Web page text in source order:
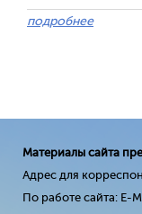
подробнее
Материалы сайта
Адрес для
По работе сайта: E-